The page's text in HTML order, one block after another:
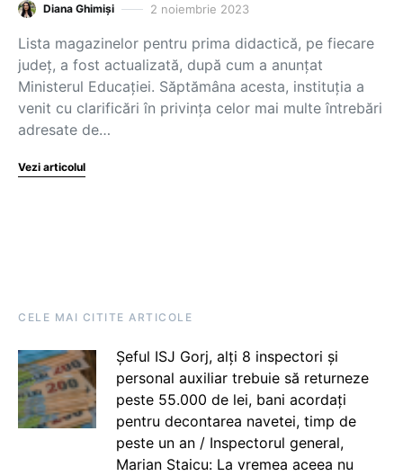
Diana Ghimiși 2 noiembrie 2023
Lista magazinelor pentru prima didactică, pe fiecare
județ, a fost actualizată, după cum a anunțat
Ministerul Educației. Săptămâna acesta, instituția a
venit cu clarificări în privința celor mai multe întrebări
adresate de…
Vezi articolul
CELE MAI CITITE ARTICOLE
Șeful ISJ Gorj, alți 8 inspectori și
personal auxiliar trebuie să returneze
peste 55.000 de lei, bani acordați
pentru decontarea navetei, timp de
peste un an / Inspectorul general,
Marian Staicu: La vremea aceea nu